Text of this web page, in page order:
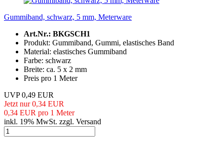
Gummiband, schwarz, 5 mm, Meterware
Art.Nr.: BKGSCH1
Produkt: Gummiband, Gummi, elastisches Band
Material: elastisches Gummiband
Farbe: schwarz
Breite: ca. 5 x 2 mm
Preis pro 1 Meter
UVP 0,49 EUR
Jetzt nur 0,34 EUR
0,34 EUR pro 1 Meter
inkl. 19% MwSt. zzgl. Versand